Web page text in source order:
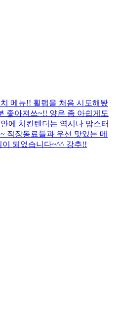
메뉴!! 휠랩을 처음 시도해봤
좋아져쓰~!! 양은 좀 아쉽게도
에 치킨텐더는 역시나 맘스터
직장동료들과 우선 맛있는 메
되었습니다~^^ 강추!!